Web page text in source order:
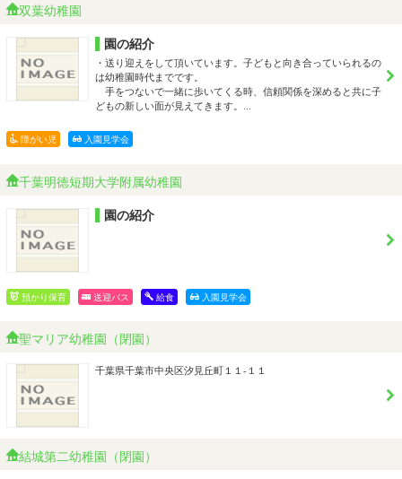
双葉幼稚園
園の紹介
・送り迎えをして頂いています。子どもと向き合っていられるの
は幼稚園時代までです。
手をつないで一緒に歩いてくる時、信頼関係を深めると共に子
どもの新しい面が見えてきます。…
障がい児 入園見学会
千葉明徳短期大学附属幼稚園
園の紹介
預かり保育 送迎バス 給食 入園見学会
聖マリア幼稚園（閉園）
千葉県千葉市中央区汐見丘町１１-１１
結城第二幼稚園（閉園）